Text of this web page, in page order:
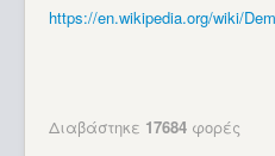
https://en.wikipedia.org/wiki/
Διαβάστηκε 17684 φορές